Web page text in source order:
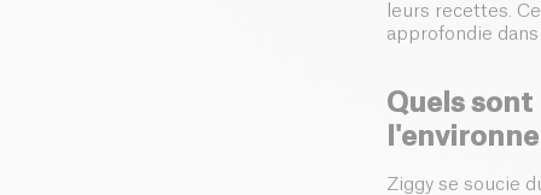
leurs recettes.
approfondie
Quels
Ziggy se soucie